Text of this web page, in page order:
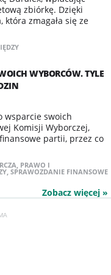
zbiórkę. Dzięki
zmagała się ze
WYBORCÓW. TYLE
wsparcie swoich
Komisji Wyborczej,
partii, przez co
, PRAWO I
, SPRAWOZDANIE FINANSOWE
Zobacz więcej »